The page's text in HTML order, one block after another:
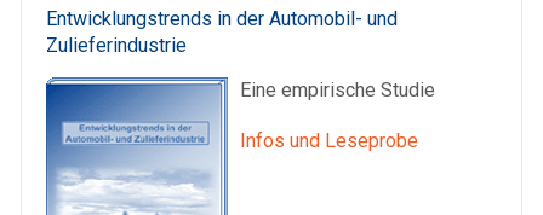
Entwicklungstrends in der Automobil- und
Zulieferindustrie
Eine empirische Studie
Infos und Leseprobe